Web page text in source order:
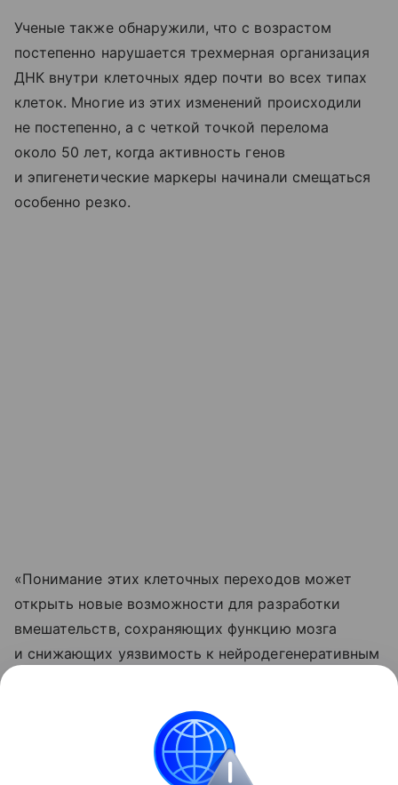
Ученые также обнаружили, что с возрастом
постепенно нарушается трехмерная организация
ДНК внутри клеточных ядер почти во всех типах
клеток. Многие из этих изменений происходили
не постепенно, а с четкой точкой перелома
около 50 лет, когда активность генов
и эпигенетические маркеры начинали смещаться
особенно резко.
«Понимание этих клеточных переходов может
открыть новые возможности для разработки
вмешательств, сохраняющих функцию мозга
и снижающих уязвимость к нейродегенеративным